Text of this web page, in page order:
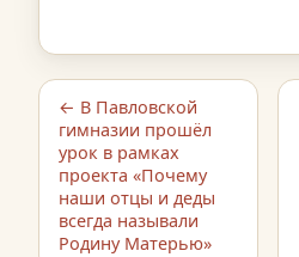
← В Павловской
гимназии прошёл
урок в рамках
проекта «Почему
наши отцы и деды
всегда называли
Родину Матерью»